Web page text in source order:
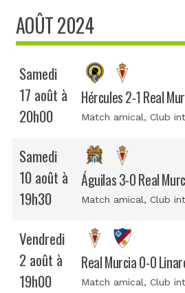
AOÛT 2024
Samedi
17 août à
20h00
Hércules 2-1 Real
Match amical, Club
Samedi
10 août à
19h30
Águilas 3-0 Real
Match amical, Club
Vendredi
2 août à
19h00
Real Murcia 0-0
Match amical, Club